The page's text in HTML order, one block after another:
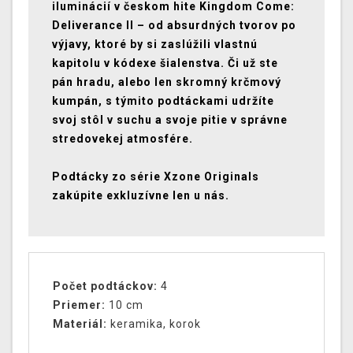
iluminácií v českom hite Kingdom Come:
Deliverance II – od absurdných tvorov po
výjavy, ktoré by si zaslúžili vlastnú
kapitolu v kódexe šialenstva. Či už ste
pán hradu, alebo len skromný krčmový
kumpán, s týmito podtáckami udržíte
svoj stôl v suchu a svoje pitie v správne
stredovekej atmosfére.
Podtácky zo série Xzone Originals
zakúpite exkluzívne len u nás.
Počet podtáckov: 4
Priemer: 10 cm
Materiál: keramika, korok